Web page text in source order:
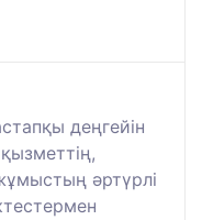
деңгейін
әртүрлі